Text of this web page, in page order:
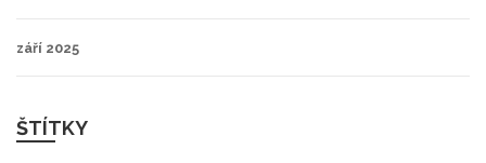
září 2025
ŠTÍTKY